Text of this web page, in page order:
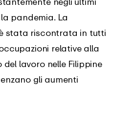
pandemia. La
stata riscontrata in tutti
relative alla
lavoro nelle Filippine
gli aumenti